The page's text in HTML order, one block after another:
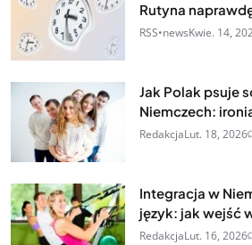
Rutyna
RSS•newsKwie. 14,
Jak Polak psuje
Niemczech:
RedakcjaLut. 18, 2026
Integracja w
język: jak wejść
RedakcjaLut. 16, 2026